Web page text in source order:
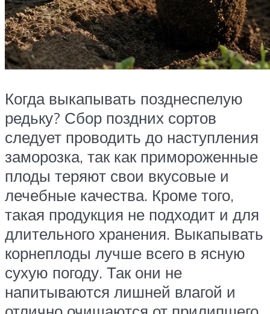
Когда выкапывать позднеспелую
редьку? Сбор поздних сортов
следует проводить до наступления
заморозка, так как примороженные
плоды теряют свои вкусовые и
лечебные качества. Кроме того,
такая продукция не подходит и для
длительного хранения. Выкапывать
корнеплоды лучше всего в ясную
сухую погоду. Так они не
напитываются лишней влагой и